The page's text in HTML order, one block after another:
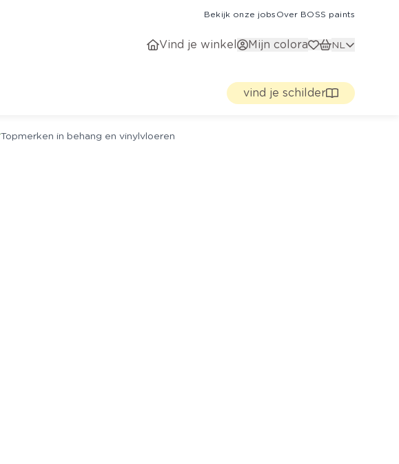
Bekijk onze jobs Over BOSS paints
Vind je winkel Mijn colora NL
vind je schilder
Topmerken in behang en vinylvloeren